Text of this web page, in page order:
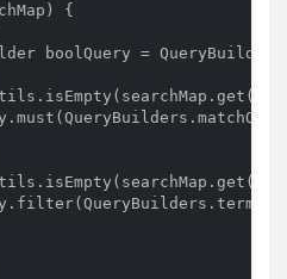
{
boolQuery =